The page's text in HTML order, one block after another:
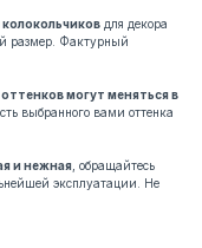
для декора
размер. Фактурный
могут меняться в
выбранного вами оттенка
и нежная , обращайтесь
эксплуатации. Не